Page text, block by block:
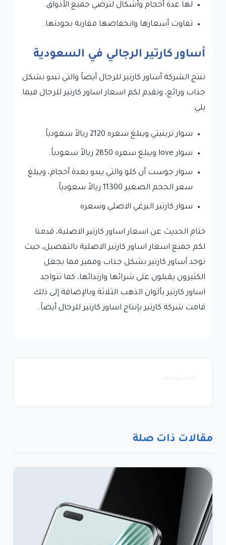
لها عدة أحجام وأشكال لترضي جميع الأذواق.
تفاوت أسعارها وانخفاضها مقارنة بجودتها.
أساور كارتير الرجالي في السعودية
تنتج الشركة أساور كارتير للرجال أيضاً والتي تبدو بشكل
جذاب ورائع، ونقدم لكم اسعار اساور كارتير للرجال فيما
يلي:
سوار ترينيتي ويبلغ سعره 2120 ريالاً سعودياً.
سوار love ويبلغ سعره 2850 ريالاً سعودياً.
سوار جوست أن كلو والتي يبدو بعدة أحجام، ويبلغ
سعر الحجم الصغير 11300 ريالاً سعودياً.
سوار كارتير البرغي الاصلي وسعره
ختام الحديث عن اسعار اساور كارتير الاصلية، قدمنا
لكم جميع اسعار اساور كارتير الاصلية بالتفصيل، حيث
توجد أساور كارتير بشكل جذاب ومميز مما يجعل
الكثيرون يقبلون على شرائها وارتدائها، كما تتواجد
اساور كارتير بألوان الذهب الثلاثة وبالإضافة إلى ذلك
قامت شركة كارتير بإنتاج اساور كارتير للرجال أيضاً.
مقالات ذات صلة